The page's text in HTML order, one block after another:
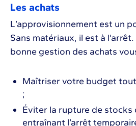
Les achats
L’approvisionnement est un
Sans matériaux, il est à
bonne gestion des achats
Maîtriser votre budget
;
Éviter la rupture de stocks
entraînant l’arrêt